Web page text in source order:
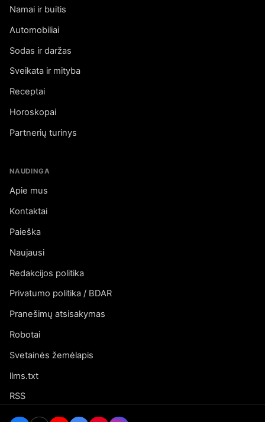
Namai ir buitis
Automobiliai
Sodas ir daržas
Sveikata ir mityba
Receptai
Horoskopai
Partnerių turinys
NAUDINGA
Apie mus
Kontaktai
Paieška
Naujausi
Redakcijos politika
Privatumo politika / BDAR
Pranešimų atsisakymas
Robotai
Svetainės žemėlapis
llms.txt
RSS